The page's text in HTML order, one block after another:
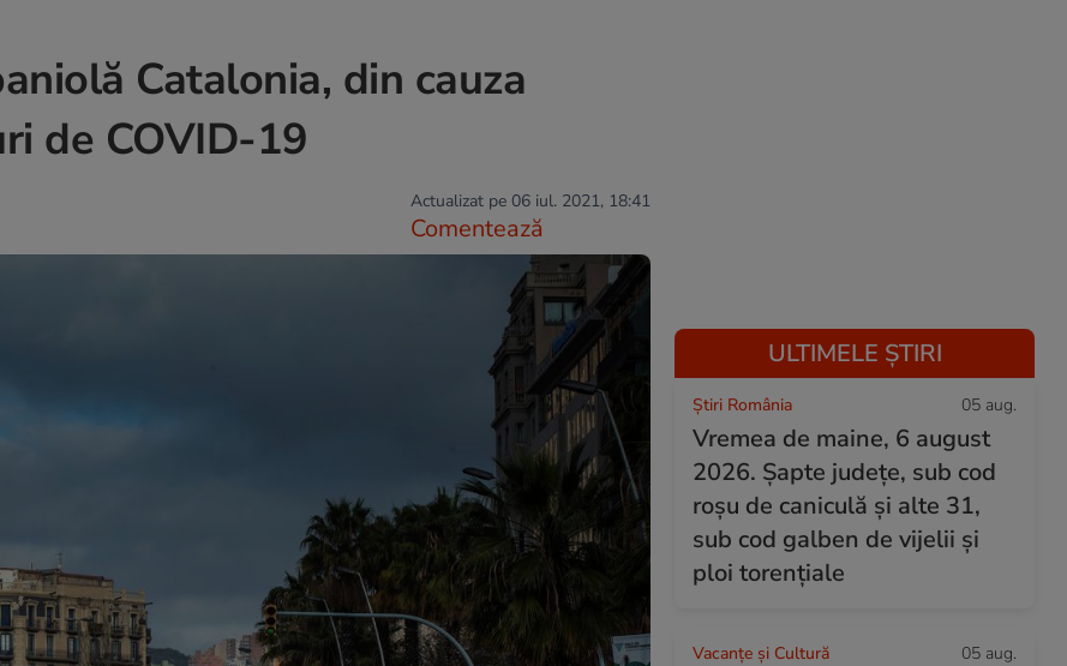
Catalonia, din cauza
de COVID-19
Actualizat pe 06 iul. 2021, 18:41
Comentează
ULTIMELE ȘTIRI
Știri România 05 aug.
Vremea de maine, 6 august
2026. Șapte județe, sub cod
roșu de caniculă și alte 31,
sub cod galben de vijelii și
ploi torențiale
Vacanțe și Cultură 05 aug.